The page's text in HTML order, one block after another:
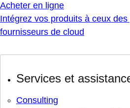
Acheter en ligne
Intégrez vos produits à ceux
fournisseurs de cloud
Services et
Consulting